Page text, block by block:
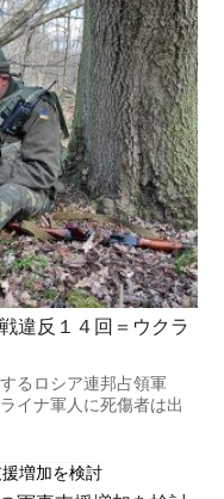
違反１４回＝ウクラ
るロシア連邦占領軍
イナ軍人に死傷者は出